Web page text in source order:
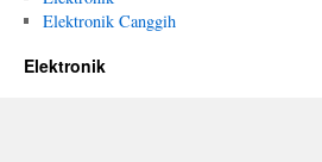
Elektronik Canggih
Elektronik